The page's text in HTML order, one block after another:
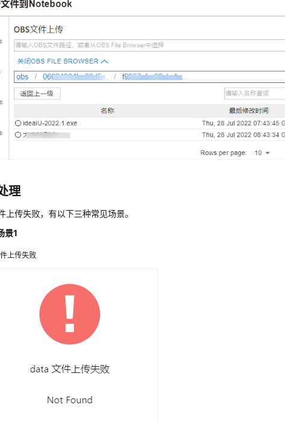
理
上传失败，有以下三种常见场景。
景1
上传失败